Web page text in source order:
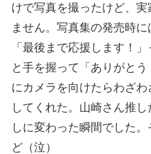
けで写真を撮ったけど、
ません。写真集の発売時
「最後まで応援します！
と手を握って「ありがと
にカメラを向けたらわざ
してくれた。山崎さん推
しに変わった瞬間でした
ど（泣）